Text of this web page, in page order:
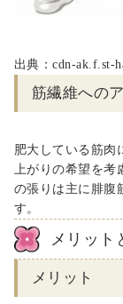
出典：cdn-ak.f.st-
筋繊維への
肥大している筋肉
上がりの希望を考
の張りは主に腓腹
す。
メリット
メリット